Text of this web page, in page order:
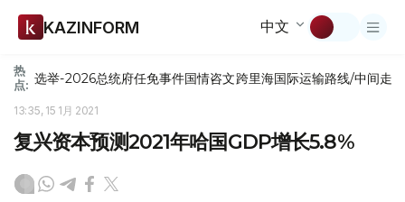
KAZINFORM 中文
热
点: 选举-2026总统府任免事件国情咨文跨里海国际运输路线/中间走廊
13:35, 15 1月 2021
复兴资本预测2021年哈国GDP增长5.8%